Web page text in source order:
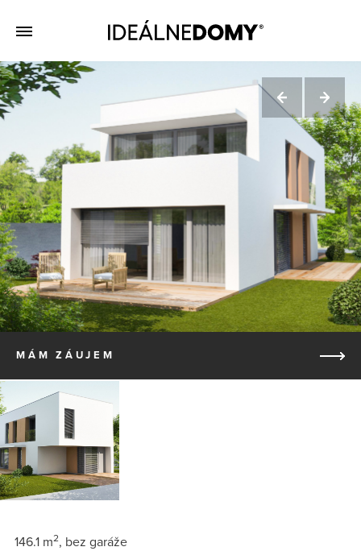
MÁM ZÁUJEM
146.1 m2, bez garáže